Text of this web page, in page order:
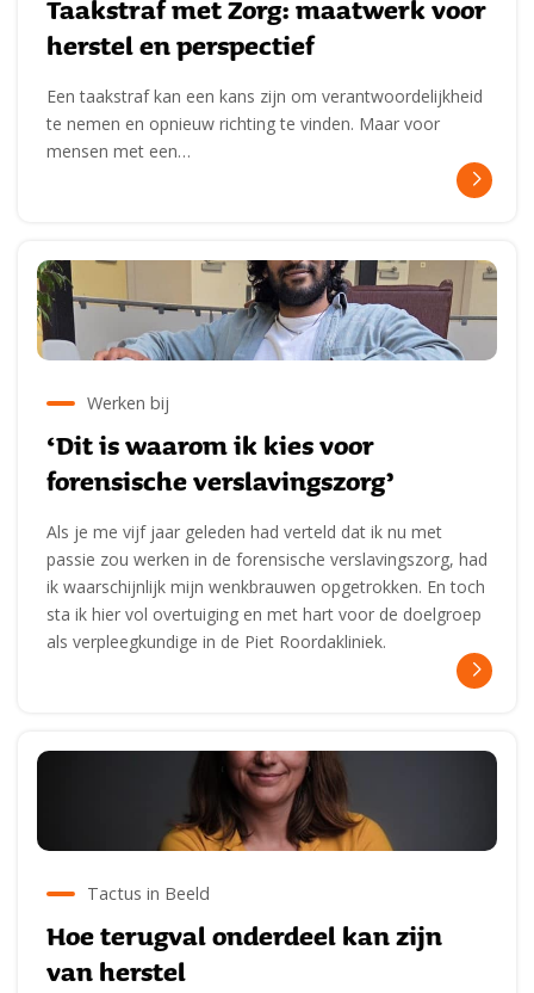
Taakstraf met Zorg: maatwerk voor
herstel en perspectief
Een taakstraf kan een kans zijn om verantwoordelijkheid
te nemen en opnieuw richting te vinden. Maar voor
mensen met een…
Werken bij
‘Dit is waarom ik kies voor
forensische verslavingszorg’
Als je me vijf jaar geleden had verteld dat ik nu met
passie zou werken in de forensische verslavingszorg, had
ik waarschijnlijk mijn wenkbrauwen opgetrokken. En toch
sta ik hier vol overtuiging en met hart voor de doelgroep
als verpleegkundige in de Piet Roordakliniek.
Tactus in Beeld
Hoe terugval onderdeel kan zijn
van herstel